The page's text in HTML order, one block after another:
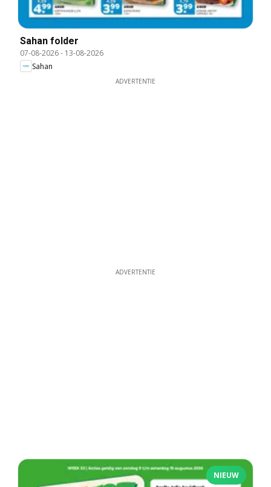
Sahan folder
07-08-2026- 13-08-2026
Sahan
ADVERTENTIE
ADVERTENTIE
NIEUW